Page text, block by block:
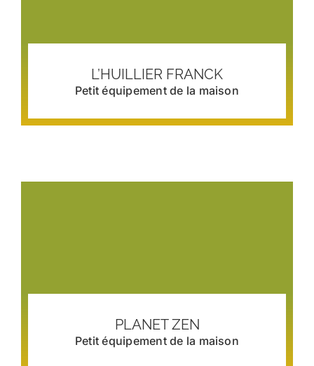
L’HUILLIER FRANCK
Petit équipement de la maison
PLANET ZEN
Petit équipement de la maison